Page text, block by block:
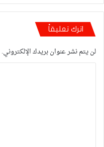
اترك تعليقاً
لن يتم نشر عنوان بريدك الإلكتروني.